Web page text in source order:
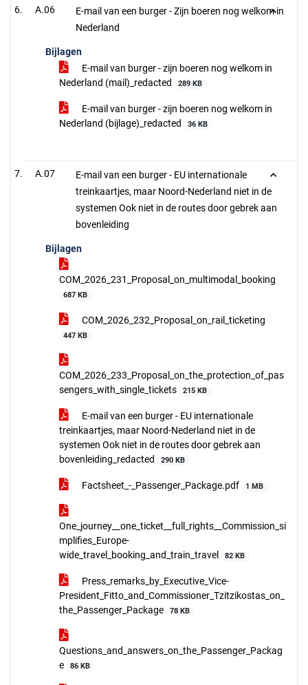
A.06
E-mail van een burger - Zijn boeren nog welkom in
Nederland
Bijlagen
E-mail van burger - zijn boeren nog welkom in
Nederland (mail)_redacted
289 KB
E-mail van burger - zijn boeren nog welkom in
Nederland (bijlage)_redacted
36 KB
A.07
E-mail van een burger - EU internationale
treinkaartjes, maar Noord-Nederland niet in de
systemen Ook niet in de routes door gebrek aan
bovenleiding
Bijlagen
COM_2026_231_Proposal_on_multimodal_booking
687 KB
COM_2026_232_Proposal_on_rail_ticketing
447 KB
COM_2026_233_Proposal_on_the_protection_of_pas
sengers_with_single_tickets
215 KB
E-mail van een burger - EU internationale
treinkaartjes, maar Noord-Nederland niet in de
systemen Ook niet in de routes door gebrek aan
bovenleiding_redacted
290 KB
Factsheet_-_Passenger_Package.pdf 1 MB
One_journey__one_ticket__full_rights__Commission_si
mplifies_Europe-
wide_travel_booking_and_train_travel
82 KB
Press_remarks_by_Executive_Vice-
President_Fitto_and_Commissioner_Tzitzikostas_on_
the_Passenger_Package
78 KB
Questions_and_answers_on_the_Passenger_Packag
e
86 KB